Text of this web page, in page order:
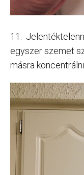
11.
egyszer szemet
másra